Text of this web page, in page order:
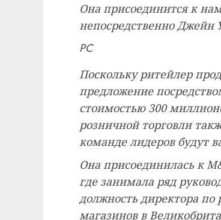
Она присоединится к
непосредственно Джейн
РС
Поскольку ритейлер
предложение
стоимостью 300
розничной торговли
команде лидеров будут
Она присоединилась к
где занимала ряд
должность директора по
магазинов в